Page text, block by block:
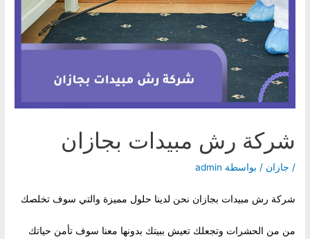
شركة رش مبيدات بجازان
/ جازان / بواسطة admin
شركة رش مبيدات بجازان نحن لدينا حلول مميزة والتي سوف تخلصك
من من الحشرات وتجعلك تعيش ببيتك بدونها معنا سوف تأمن حياتك